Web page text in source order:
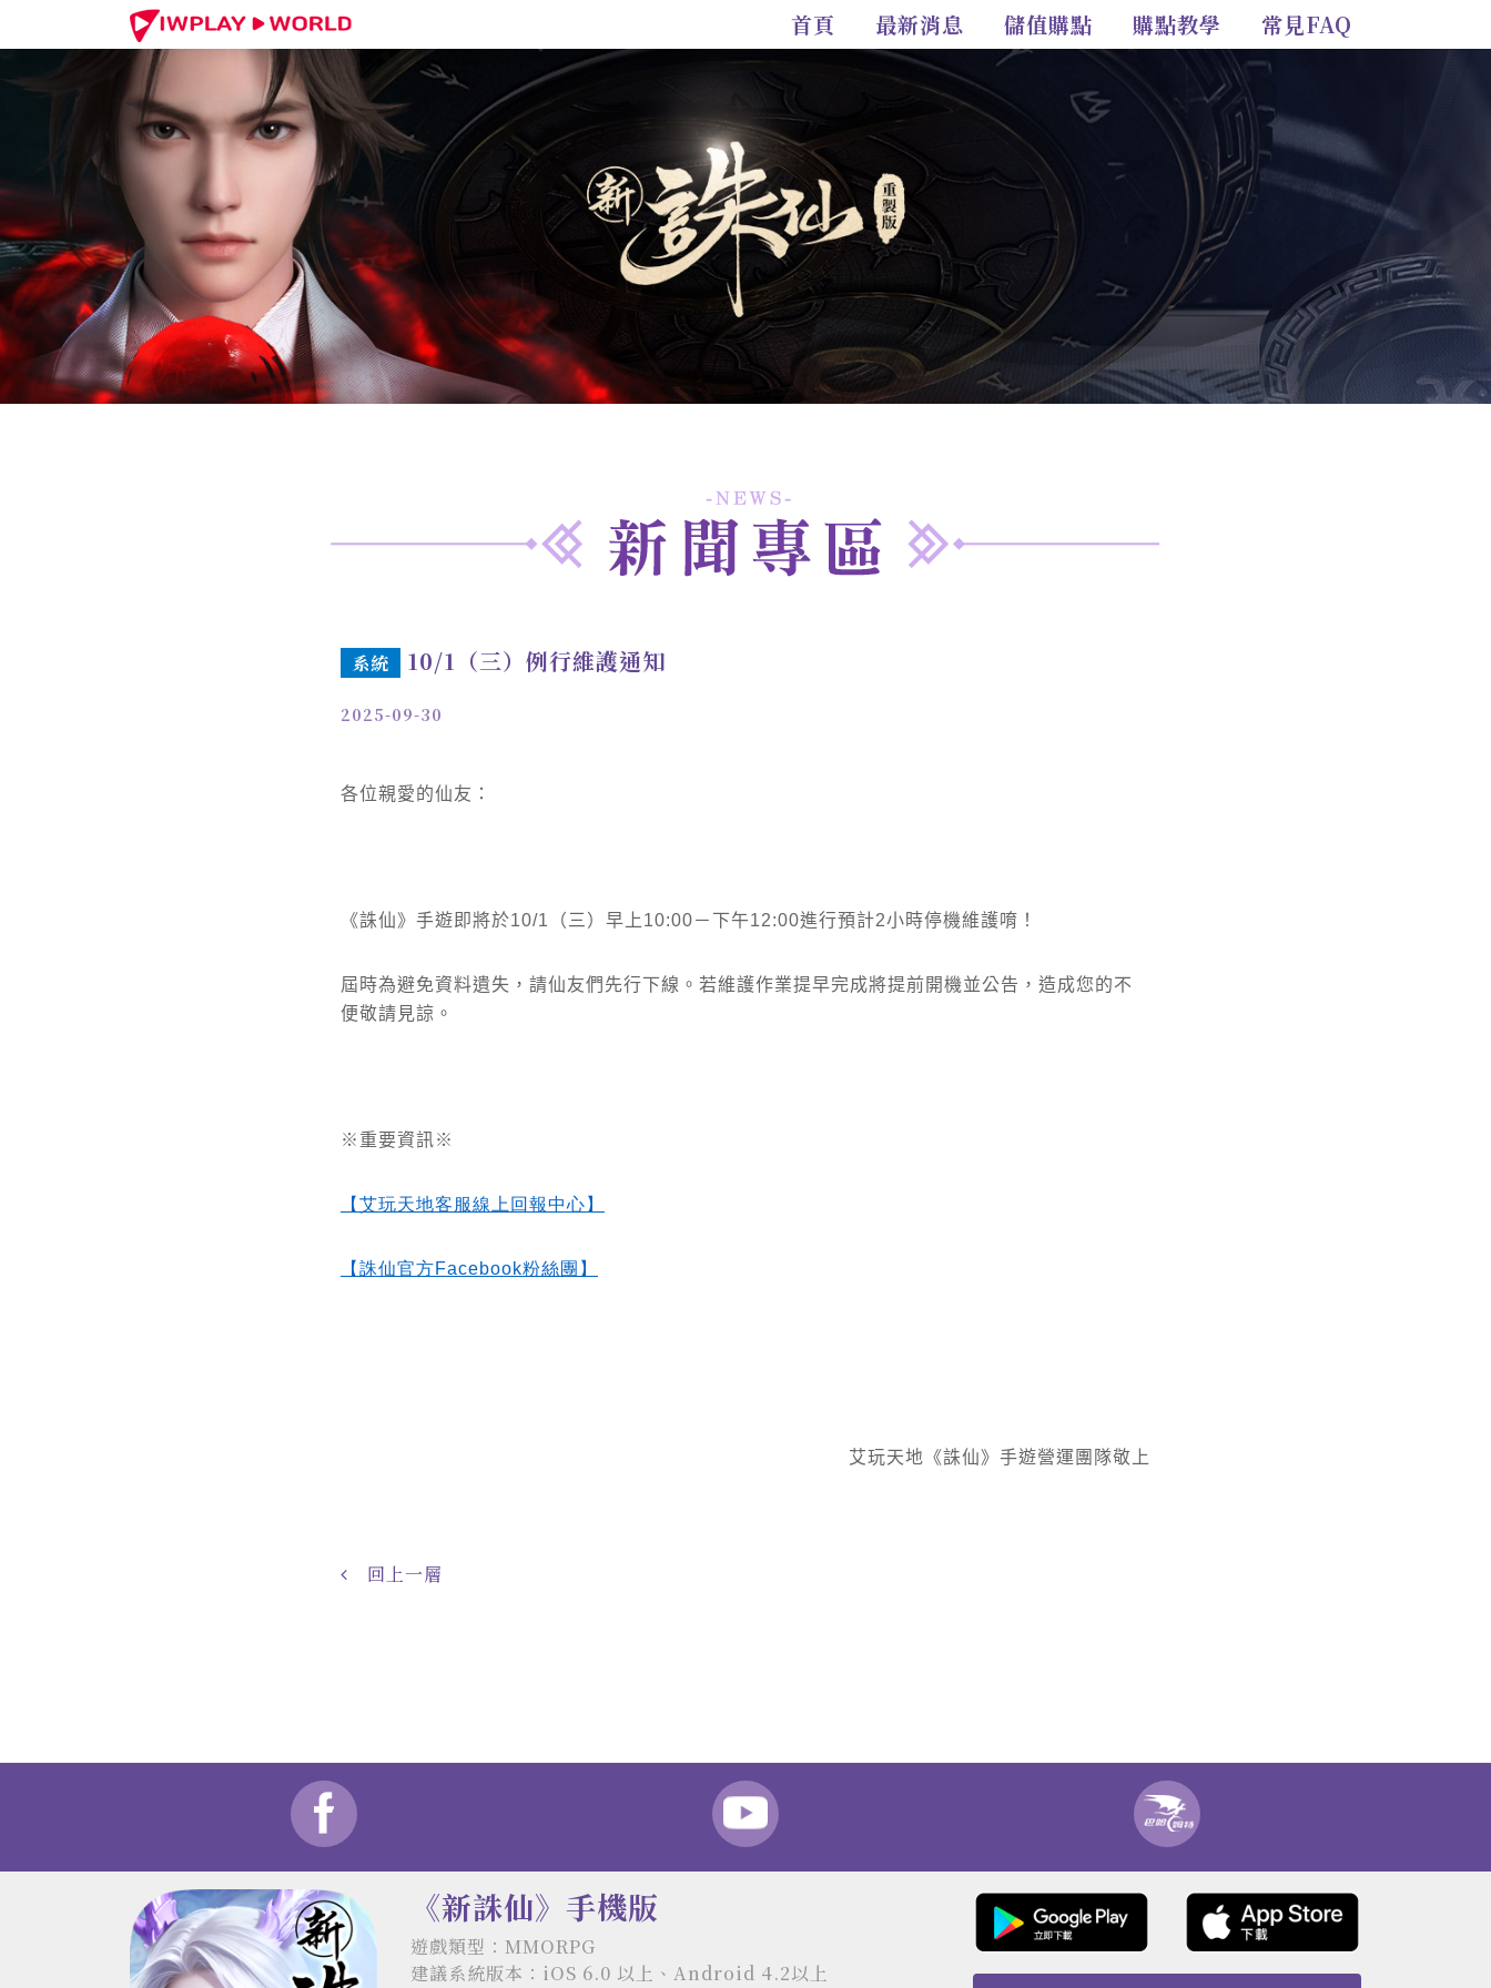
首頁 最新消息 儲值購點 購點教學 常見FAQ
系統 10/1（三）例行維護通知
2025-09-30
各位親愛的仙友：
《誅仙》手遊即將於10/1（三）早上10:00－下午12:00進行預計2小時停機維護唷！
屆時為避免資料遺失，請仙友們先行下線。若維護作業提早完成將提前開機並公告，造成您的不
便敬請見諒。
※重要資訊※
【艾玩天地客服線上回報中心】
【誅仙官方Facebook粉絲團】
艾玩天地《誅仙》手遊營運團隊敬上
回上一層
《新誅仙》手機版
遊戲類型：MMORPG
建議系統版本：iOS 6.0 以上、Android 4.2以上